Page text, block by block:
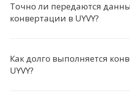
Точно ли передаются
конвертации в UYVY?
Как долго выполняется
UYVY?